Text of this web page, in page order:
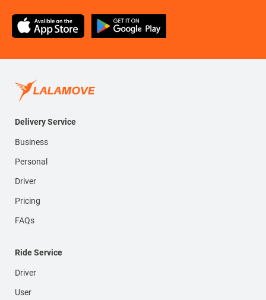
Delivery Service
Business
Personal
Driver
Pricing
FAQs
Ride Service
Driver
User